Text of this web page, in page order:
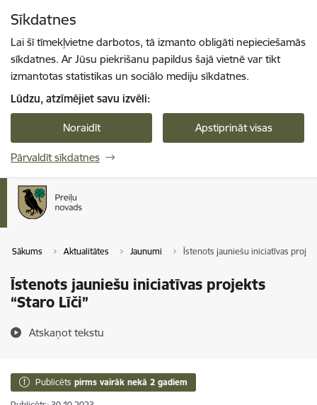
Sīkdatnes
Lai šī tīmekļvietne darbotos, tā izmanto obligāti nepieciešamās
sīkdatnes. Ar Jūsu piekrišanu papildus šajā vietnē var tikt
izmantotas statistikas un sociālo mediju sīkdatnes.
Lūdzu, atzīmējiet savu izvēli:
Noraidīt Apstiprināt visas
Pārvaldīt sīkdatnes
Sākums Aktualitātes Jaunumi Īstenots jauniešu iniciatīvas
Īstenots jauniešu iniciatīvas projekts
“Staro Līči”
Atskaņot tekstu
Publicēts pirms vairāk nekā 2 gadiem